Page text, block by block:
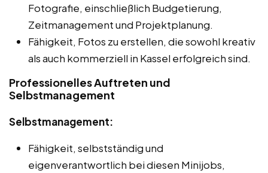
Fotografie, einschließlich Budgetierung,
Zeitmanagement und Projektplanung.
Fähigkeit, Fotos zu erstellen, die sowohl kreativ
als auch kommerziell in Kassel erfolgreich sind.
Professionelles Auftreten und
Selbstmanagement
Selbstmanagement:
Fähigkeit, selbstständig und
eigenverantwortlich bei diesen Minijobs,